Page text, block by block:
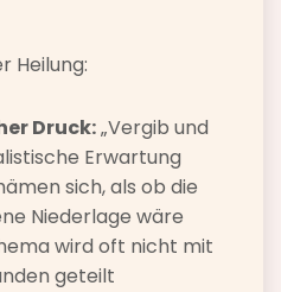
Heilung:
Druck:„Vergib und
Erwartung
sich, als ob die
Niederlage wäre
wird oft nicht mit
geteilt